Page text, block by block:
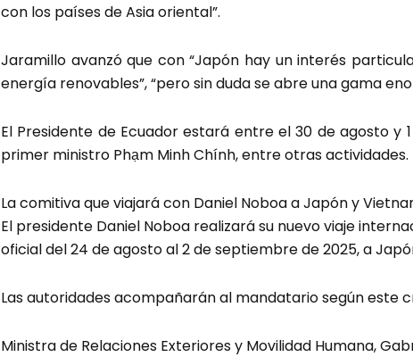
con los países de Asia oriental”.
Jaramillo avanzó que con “Japón hay un interés
energía renovables”, “pero sin duda se abre una gama
El Presidente de Ecuador estará entre el 30 de agosto
primer ministro Phạm Minh Chính, entre otras actividades.
La comitiva que viajará con Daniel Noboa a Japón y
El presidente Daniel Noboa realizará su nuevo viaje
oficial del 24 de agosto al 2 de septiembre de 2025, a
Las autoridades acompañarán al mandatario según este
Ministra de Relaciones Exteriores y Movilidad Humana,